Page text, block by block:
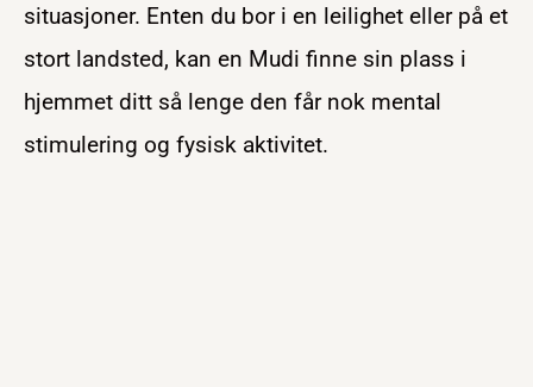
situasjoner. Enten du bor i en leilighet eller på et
stort landsted, kan en Mudi finne sin plass i
hjemmet ditt så lenge den får nok mental
stimulering og fysisk aktivitet.